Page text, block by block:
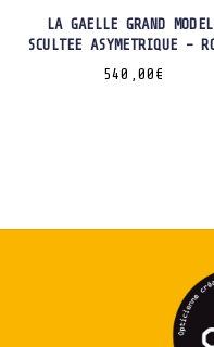
LA GAELLE GRAND
SCULTEE ASYMETRIQUE –
540,00 €